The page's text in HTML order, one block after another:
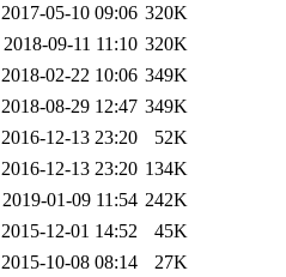
2017-05-10 09:06 320K
2018-09-11 11:10 320K
2018-02-22 10:06 349K
2018-08-29 12:47 349K
2016-12-13 23:20
52K
2016-12-13 23:20 134K
2019-01-09 11:54 242K
2015-12-01 14:52
45K
2015-10-08 08:14
27K